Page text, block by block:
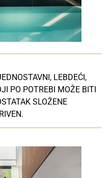
LEBDEĆI,
PO POTREBI MOŽE BITI
SLOŽENE